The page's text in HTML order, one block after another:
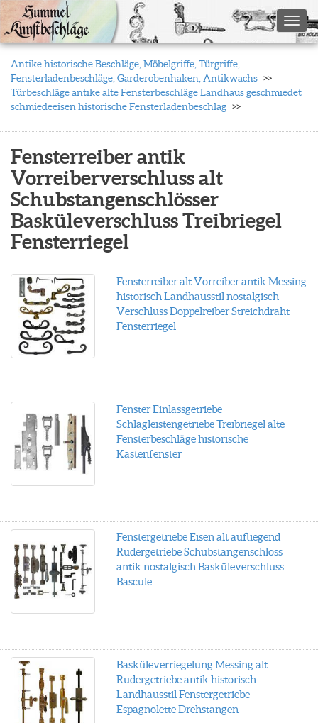
Antike historische Beschläge, Möbelgriffe, Türgriffe,
Fensterladenbeschläge, Garderobenhaken, Antikwachs
Türbeschläge antike alte Fensterbeschläge Landhaus geschmiedet
schmiedeeisen historische Fensterladenbeschlag
Fensterreiber antik
Vorreiberverschluss alt
Schubstangenschlösser
Basküleverschluss Treibriegel
Fensterriegel
Fensterreiber alt Vorreiber antik Messing
historisch Landhausstil nostalgisch
Verschluss Doppelreiber Streichdraht
Fensterriegel
Fenster Einlassgetriebe
Schlagleistengetriebe Treibriegel alte
Fensterbeschläge historische
Kastenfenster
Fenstergetriebe Eisen alt aufliegend
Rudergetriebe Schubstangenschloss
antik nostalgisch Basküleverschluss
Bascule
Basküleverriegelung Messing alt
Rudergetriebe antik historisch
Landhausstil Fenstergetriebe
Espagnolette Drehstangen